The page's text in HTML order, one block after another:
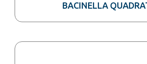
BACINELLA